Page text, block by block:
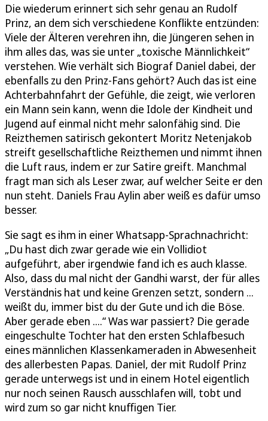
Die wiederum erinnert sich sehr genau an Rudolf
Prinz, an dem sich verschiedene Konflikte entzünden:
Viele der Älteren verehren ihn, die Jüngeren sehen in
ihm alles das, was sie unter „toxische Männlichkeit“
verstehen. Wie verhält sich Biograf Daniel dabei, der
ebenfalls zu den Prinz-Fans gehört? Auch das ist eine
Achterbahnfahrt der Gefühle, die zeigt, wie verloren
ein Mann sein kann, wenn die Idole der Kindheit und
Jugend auf einmal nicht mehr salonfähig sind. Die
Reizthemen satirisch gekontert Moritz Netenjakob
streift gesellschaftliche Reizthemen und nimmt ihnen
die Luft raus, indem er zur Satire greift. Manchmal
fragt man sich als Leser zwar, auf welcher Seite er den
nun steht. Daniels Frau Aylin aber weiß es dafür umso
besser.
Sie sagt es ihm in einer Whatsapp-Sprachnachricht:
„Du hast dich zwar gerade wie ein Vollidiot
aufgeführt, aber irgendwie fand ich es auch klasse.
Also, dass du mal nicht der Gandhi warst, der für alles
Verständnis hat und keine Grenzen setzt, sondern ...
weißt du, immer bist du der Gute und ich die Böse.
Aber gerade eben ....“ Was war passiert? Die gerade
eingeschulte Tochter hat den ersten Schlafbesuch
eines männlichen Klassenkameraden in Abwesenheit
des allerbesten Papas. Daniel, der mit Rudolf Prinz
gerade unterwegs ist und in einem Hotel eigentlich
nur noch seinen Rausch ausschlafen will, tobt und
wird zum so gar nicht knuffigen Tier.